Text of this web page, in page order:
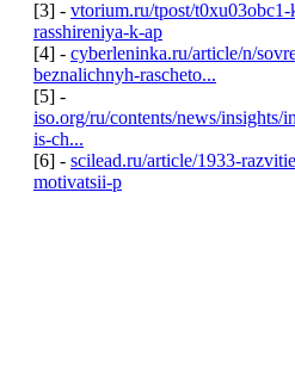
[3] - vtorium.ru/tpost/
rasshireniya-k-ap
[4] - cyberleninka.ru/article/n/
beznalichnyh-rascheto...
[5] -
iso.org/ru/contents/news/
is-ch...
[6] - scilead.ru/article/1933-
motivatsii-p